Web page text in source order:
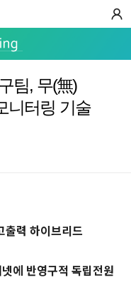
팀, 무(無)
니터링 기술
출력 하이브리드
에 반영구적 독립전원